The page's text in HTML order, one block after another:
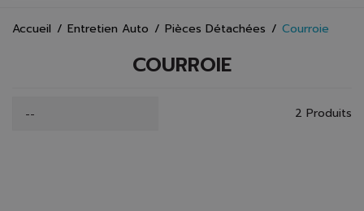
Accueil Entretien Auto Pièces Détachées Courroie
COURROIE
-- 2 Produits